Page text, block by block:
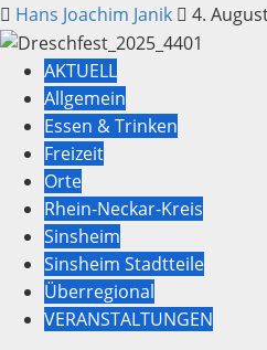
Hans Joachim Janik 4.
AKTUELL
Allgemein
Essen & Trinken
Freizeit
Orte
Rhein-Neckar-Kreis
Sinsheim
Sinsheim Stadtteile
Überregional
VERANSTALTUNGEN